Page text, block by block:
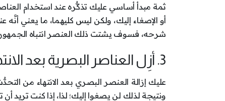
ثمة مبدأ أساسي عليك تذكُّره عند استخدام
أو الإصغاء إليك، ولكن ليس كليهما، ما يعني
شرحه، فسوف يشتت ذلك العنصر انتباه
3. أزِل العناصر البصرية بعد الانتهاء من شرحها:
عليك إزالة العنصر البصري بعد الانتهاء من
ونتيجة لذلك لن يصغوا إليك؛ لذا، إذا كنت تريد